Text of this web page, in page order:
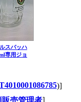
スバッハ
専用ジョ
)]
販売管理者]